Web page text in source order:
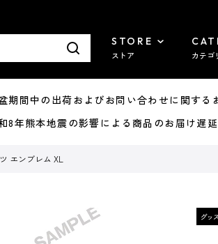
STORE
ストア カテゴ
間中の出荷およびお問い合わせに関する
熊本地震の影響による商品のお届け遅延
エンブレム XL